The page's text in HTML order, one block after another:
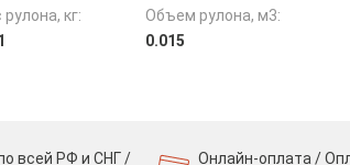
рулона, кг:
Объем рулона, м3:
0.015
всей РФ и СНГ /
Онлайн-оплата /